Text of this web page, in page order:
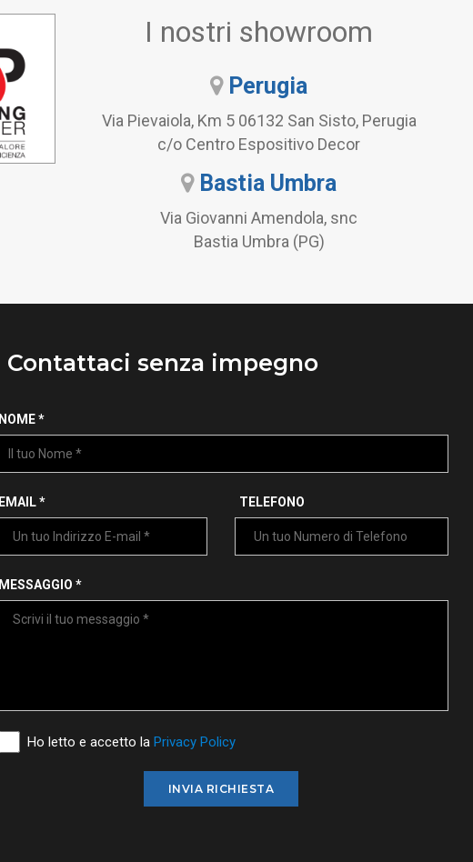
I nostri showroom
Perugia
Via Pievaiola, Km 5 06132 San Sisto, Perugia
c/o Centro Espositivo Decor
Bastia Umbra
Via Giovanni Amendola, snc
Bastia Umbra (PG)
Contattaci senza impegno
NOME *
EMAIL * TELEFONO
MESSAGGIO *
Ho letto e accetto la Privacy Policy